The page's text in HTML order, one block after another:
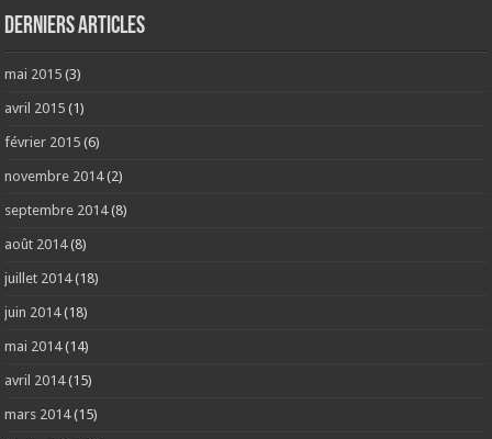
Derniers articles
mai 2015 (3)
avril 2015 (1)
février 2015 (6)
novembre 2014(2)
septembre 2014(8)
août 2014(8)
juillet 2014(18)
juin 2014(18)
mai 2014(14)
avril 2014(15)
mars 2014(15)